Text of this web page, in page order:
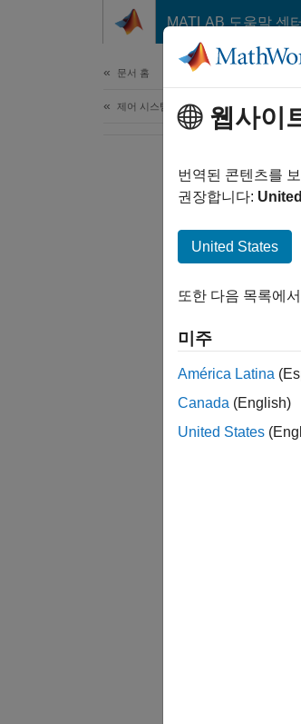
MATLAB 도움말 센터
문서 홈
제어 시스템 웹사이
번역된 콘텐츠를
권장합니다:
United States
또한 다음 목록에
미주
América Latina
Canada (English)
United States